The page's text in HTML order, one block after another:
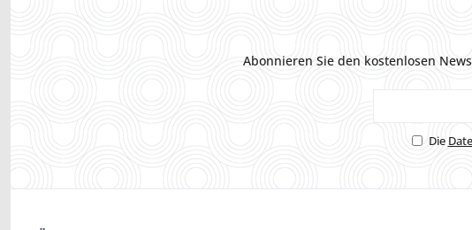
Abonnieren Sie den kostenlosen
Die